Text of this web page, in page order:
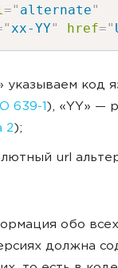
=" alternate"
"xx-YY" href="
указываем код
639-1), «YY» —
2);
url
обо всех
должна